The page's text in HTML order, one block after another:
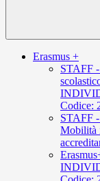
Erasmus +
STAFF
Codice:
STAFF
Mobilità